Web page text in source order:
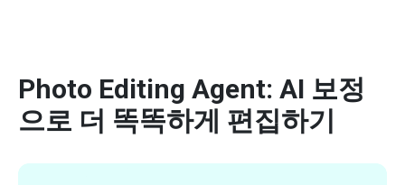
Photo Editing Agent: AI 보정
으로 더 똑똑하게 편집하기